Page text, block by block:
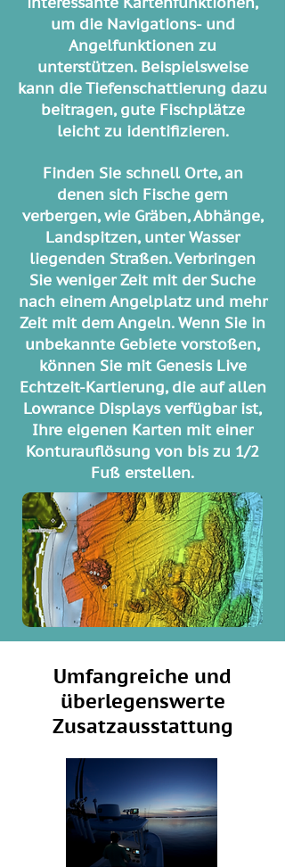
um die Navigations- und
Angelfunktionen zu
unterstützen. Beispielsweise
kann die Tiefenschattierung dazu
beitragen, gute Fischplätze
leicht zu identifizieren.
Finden Sie schnell Orte, an
denen sich Fische gern
verbergen, wie Gräben, Abhänge,
Landspitzen, unter Wasser
liegenden Straßen. Verbringen
Sie weniger Zeit mit der Suche
nach einem Angelplatz und mehr
Zeit mit dem Angeln. Wenn Sie in
unbekannte Gebiete vorstoßen,
können Sie mit Genesis Live
Echtzeit-Kartierung, die auf allen
Lowrance Displays verfügbar ist,
Ihre eigenen Karten mit einer
Konturauflösung von bis zu 1/2
Fuß erstellen.
Umfangreiche und
überlegenswerte
Zusatzausstattung